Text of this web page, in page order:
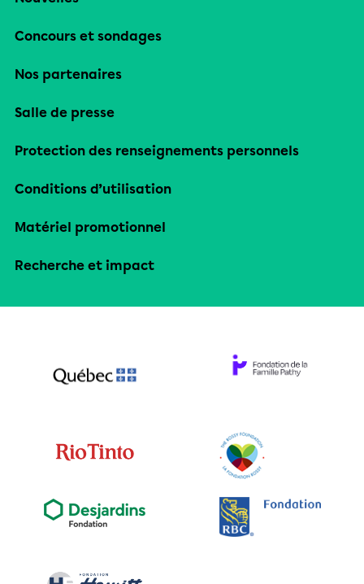
Concours et sondages
Nos partenaires
Salle de presse
Protection des renseignements personnels
Conditions d’utilisation
Matériel promotionnel
Recherche et impact